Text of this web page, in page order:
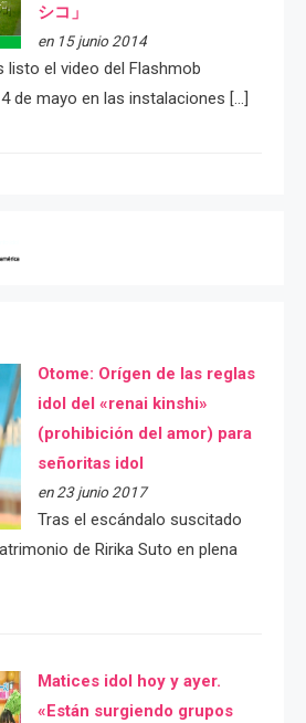
シコ」
en 15 junio 2014
listo el video del Flashmob
de mayo en las instalaciones […]
Otome: Orígen de las reglas
idol del «renai kinshi»
(prohibición del amor) para
señoritas idol
en 23 junio 2017
Tras el escándalo suscitado
de Ririka Suto en plena
Matices idol hoy y ayer.
«Están surgiendo grupos